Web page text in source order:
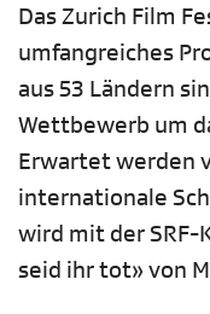
Das Zurich Film
umfangreiches
aus 53 Ländern
Wettbewerb um
Erwartet werden
internationale
wird mit der
seid ihr tot» von